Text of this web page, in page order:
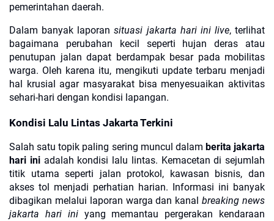
pemerintahan daerah.
Dalam banyak laporansituasi jakarta hari ini live, terlihat
bagaimana perubahan kecil seperti hujan deras atau
penutupan jalan dapat berdampak besar pada mobilitas
warga. Oleh karena itu, mengikuti update terbaru menjadi
hal krusial agar masyarakat bisa menyesuaikan aktivitas
sehari-hari dengan kondisi lapangan.
Kondisi Lalu Lintas Jakarta Terkini
Salah satu topik paling sering muncul dalam berita jakarta
hari iniadalah kondisi lalu lintas. Kemacetan di sejumlah
titik utama seperti jalan protokol, kawasan bisnis, dan
akses tol menjadi perhatian harian. Informasi ini banyak
dibagikan melalui laporan warga dan kanalbreaking news
jakarta hari iniyang memantau pergerakan kendaraan